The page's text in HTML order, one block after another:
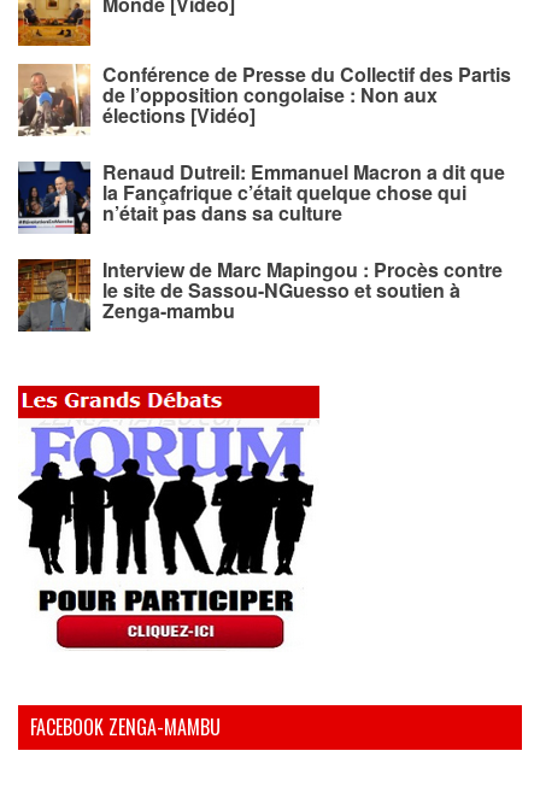
Conférence de Presse du Collectif des Partis
de l’opposition congolaise : Non aux
élections [Vidéo]
Renaud Dutreil: Emmanuel Macron a dit que
la Fançafrique c’était quelque chose qui
n’était pas dans sa culture
Interview de Marc Mapingou : Procès contre
le site de Sassou-NGuesso et soutien à
Zenga-mambu
FACEBOOK ZENGA-MAMBU